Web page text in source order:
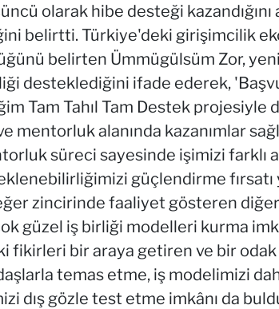
olarak hibe desteği kazandığını
belirtti. Türkiye'deki girişimcilik
belirten Ümmügülsüm Zor,
desteklediğini ifade ederek,
Tam Tahıl Tam Destek projesiyle
mentorluk alanında kazanımlar
süreci sayesinde işimizi farklı
güçlendirme fırsatı
zincirinde faaliyet gösteren
güzel iş birliği modelleri kurma
fikirleri bir araya getiren ve bir odak
temas etme, iş modelimizi
dış gözle test etme imkânı da